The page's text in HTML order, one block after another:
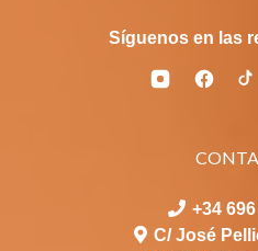
Síguenos en las
+34
C/ José